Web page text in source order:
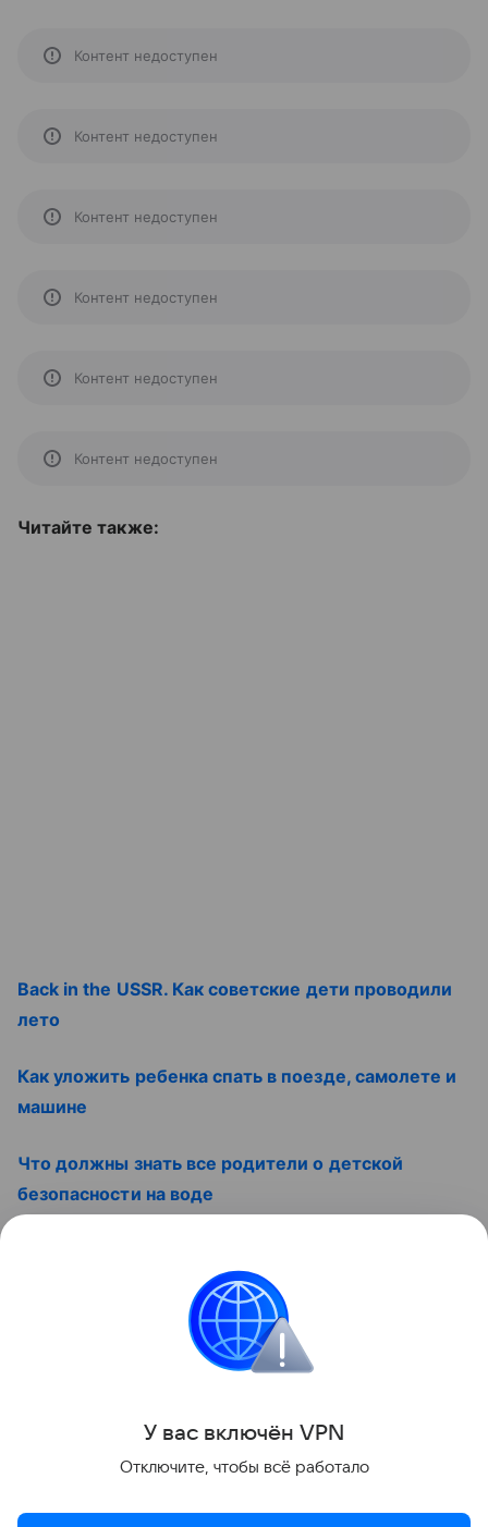
Контент недоступен
Контент недоступен
Контент недоступен
Контент недоступен
Контент недоступен
Контент недоступен
Читайте также:
Back in the USSR. Как советские дети проводили
лето
Как уложить ребенка спать в поезде, самолете и
машине
Что должны знать все родители о детской
безопасности на воде
Контент недоступен
Поделиться
У вас включён VPN
Отключите, чтобы всё работало